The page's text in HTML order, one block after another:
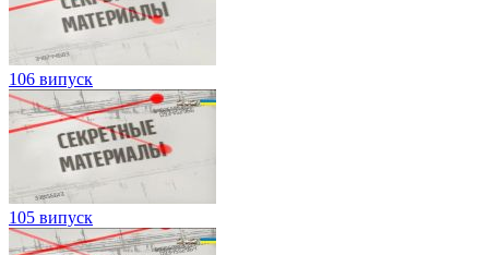
106 випуск
105 випуск